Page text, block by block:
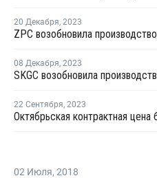
20 Декабря, 2023
08 Декабря, 2023
SKGC возобновила
22 Сентября, 2023
Октябрьская контрактная
02 Июля, 2018